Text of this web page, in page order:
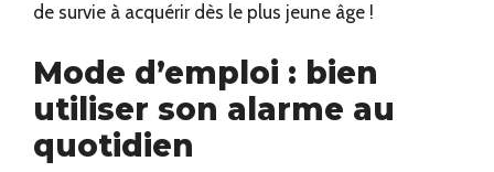
de survie à acquérir dès le plus jeune âge !
Mode d’emploi : bien
utiliser son alarme au
quotidien